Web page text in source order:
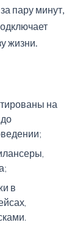
пару минут,
жизни.
на
в